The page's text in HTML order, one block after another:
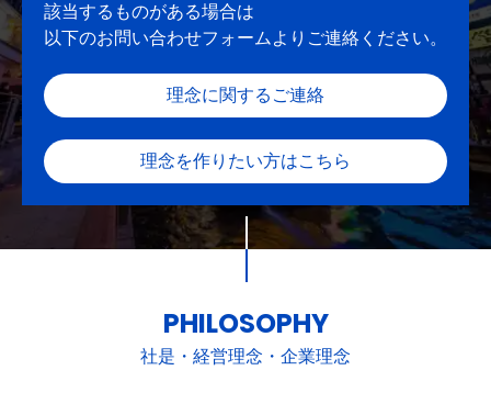
該当するものがある場合は
以下のお問い合わせフォームよりご連絡ください。
理念に関するご連絡
理念を作りたい方はこちら
PHILOSOPHY
社是・経営理念・企業理念